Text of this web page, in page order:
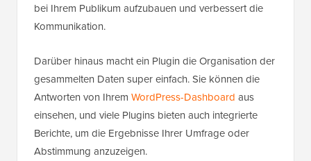
bei Ihrem Publikum aufzubauen und verbessert die
Kommunikation.
Darüber hinaus macht ein Plugin die Organisation der
gesammelten Daten super einfach. Sie können die
Antworten von Ihrem WordPress-Dashboard aus
einsehen, und viele Plugins bieten auch integrierte
Berichte, um die Ergebnisse Ihrer Umfrage oder
Abstimmung anzuzeigen.